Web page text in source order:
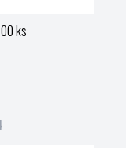
ks